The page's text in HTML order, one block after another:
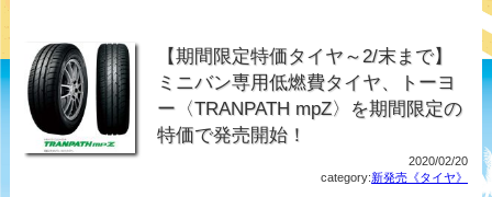
【期間限定特価タイヤ～2/末まで】
ミニバン専用低燃費タイヤ、トーヨ
ー〈TRANPATH mpZ〉を期間限定の
特価で発売開始！
2020/02/20
category:新発売《タイヤ》